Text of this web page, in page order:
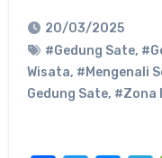
20/03/2025
#Gedung Sate,
Wisata, #Mengenali
Gedung Sate, #Zona